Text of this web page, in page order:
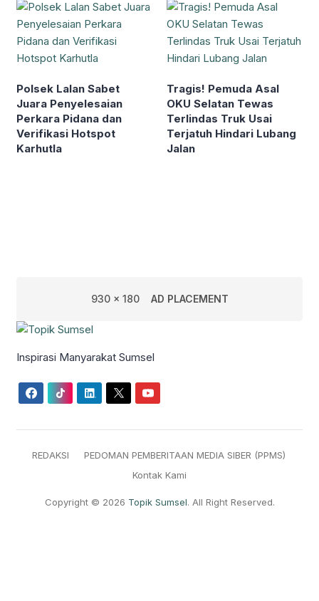
Polsek Lalan Sabet
Juara Penyelesaian
Perkara Pidana dan
Verifikasi Hotspot
Karhutla
Tragis! Pemuda Asal
OKU Selatan Tewas
Terlindas Truk Usai
Terjatuh Hindari Lubang
Jalan
930 x 180 AD PLACEMENT
Inspirasi Manyarakat Sumsel
REDAKSI
PEDOMAN PEMBERITAAN MEDIA SIBER (PPMS)
Kontak Kami
Copyright © 2026 Topik Sumsel. All Right Reserved.